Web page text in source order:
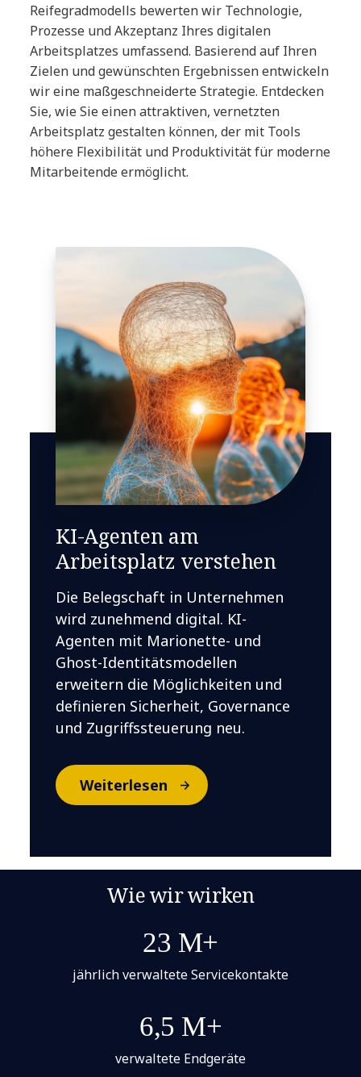
Reifegradmodells bewerten wir Technologie,
Prozesse und Akzeptanz Ihres digitalen
Arbeitsplatzes umfassend. Basierend auf Ihren
Zielen und gewünschten Ergebnissen entwickeln
wir eine maßgeschneiderte Strategie. Entdecken
Sie, wie Sie einen attraktiven, vernetzten
Arbeitsplatz gestalten können, der mit Tools
höhere Flexibilität und Produktivität für moderne
Mitarbeitende ermöglicht.
KI-Agenten am
Arbeitsplatz verstehen
Die Belegschaft in Unternehmen
wird zunehmend digital. KI-
Agenten mit Marionette- und
Ghost-Identitätsmodellen
erweitern die Möglichkeiten und
definieren Sicherheit, Governance
und Zugriffssteuerung neu.
Weiterlesen
Wie wir wirken
23 M+
jährlich verwaltete Servicekontakte
6,5 M+
verwaltete Endgeräte